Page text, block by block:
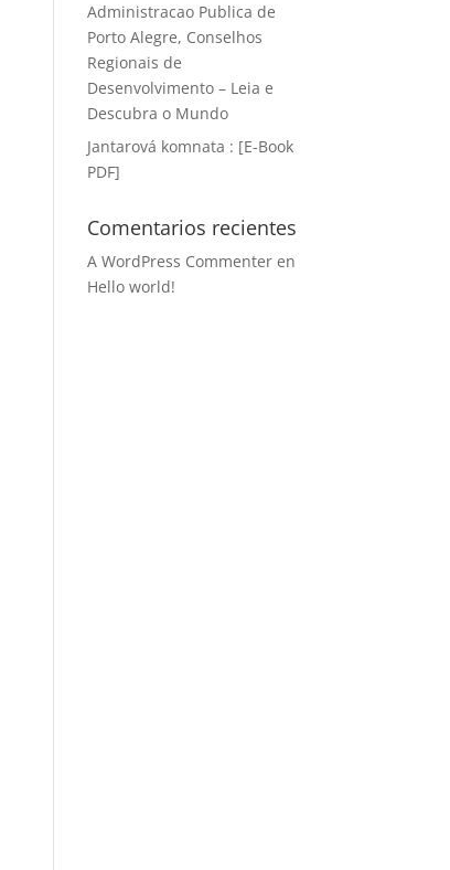
Administracao Publica de
Porto Alegre, Conselhos
Regionais de
Desenvolvimento – Leia e
Descubra o Mundo
Jantarová komnata : [E-Book
PDF]
Comentarios recientes
A WordPress Commenter en
Hello world!